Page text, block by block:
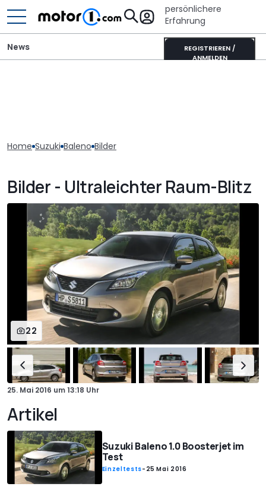
persönlichere
Erfahrung
REGISTRIEREN /
ANMELDEN
News
Home Suzuki Baleno Bilder
Bilder - Ultraleichter Raum-Blitz
22
25. Mai 2016 um13:18 Uhr
Artikel
Suzuki Baleno 1.0 Boosterjet im
Test
Einzeltests- 25 Mai 2016